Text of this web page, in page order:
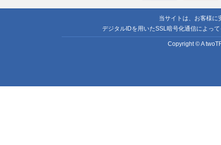
当サイトは、お客様に
デジタルIDを用いたSSL暗号化通信によっ
Copyright © A